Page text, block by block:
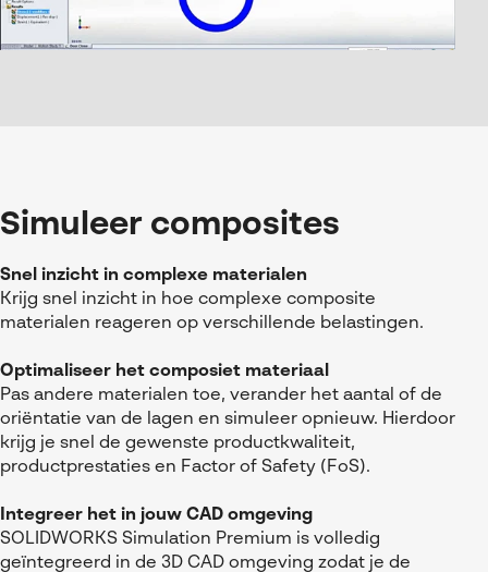
Simuleer composites
Snel inzicht in complexe materialen
Krijg snel inzicht in hoe complexe composite
materialen reageren op verschillende belastingen.
Optimaliseer het composiet materiaal
Pas andere materialen toe, verander het aantal of de
oriëntatie van de lagen en simuleer opnieuw. Hierdoor
krijg je snel de gewenste productkwaliteit,
productprestaties en Factor of Safety (FoS).
Integreer het in jouw CAD omgeving
SOLIDWORKS Simulation Premium is volledig
geïntegreerd in de 3D CAD omgeving zodat je de